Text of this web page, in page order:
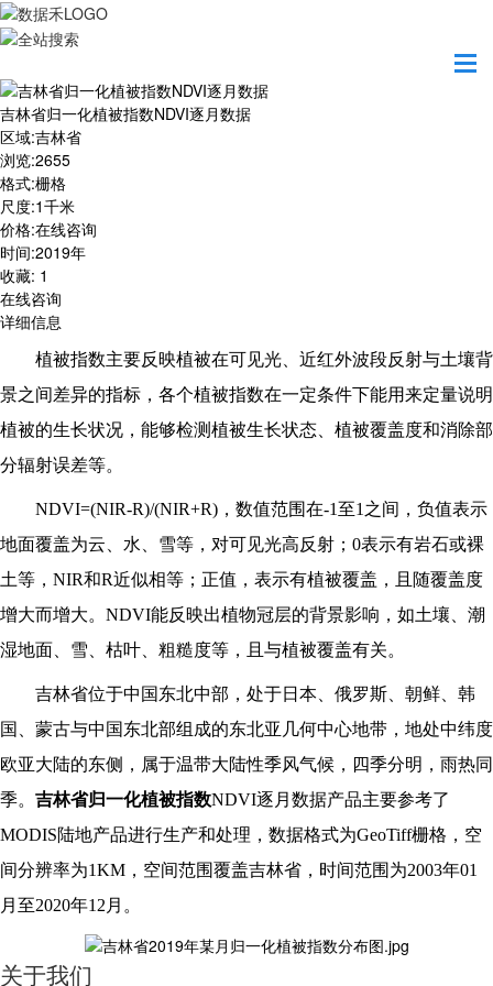
吉林省归一化植被指数NDVI逐月数据
区域:吉林省
浏览:2655
格式:栅格
尺度:1千米
价格:在线咨询
时间:2019年
收藏: 1
在线咨询
详细信息
植被指数主要反映植被在可见光、近红外波段反射与土壤背
景之间差异的指标，各个植被指数在一定条件下能用来定量说明
植被的生长状况，能够检测植被生长状态、植被覆盖度和消除部
分辐射误差等。
NDVI=(NIR-R)/(NIR+R) ，数值范围在-1至1之间，负值表示
地面覆盖为云、水、雪等，对可见光高反射；0表示有岩石或裸
土等，NIR和R近似相等；正值，表示有植被覆盖，且随覆盖度
增大而增大。NDVI能反映出植物冠层的背景影响，如土壤、潮
湿地面、雪、枯叶、粗糙度等，且与植被覆盖有关。
吉林省位于中国东北中部，处于日本、俄罗斯、朝鲜、韩
国、蒙古与中国东北部组成的东北亚几何中心地带，地处中纬度
欧亚大陆的东侧，属于温带大陆性季风气候，四季分明，雨热同
季。 吉林省归一化植被指数NDVI逐月数据产品主要参考了
MODIS陆地产品进行生产和处理，数据格式为GeoTiff栅格，空
间分辨率为1KM，空间范围覆盖吉林省，时间范围为2003年01
月至2020年12月。
关于我们